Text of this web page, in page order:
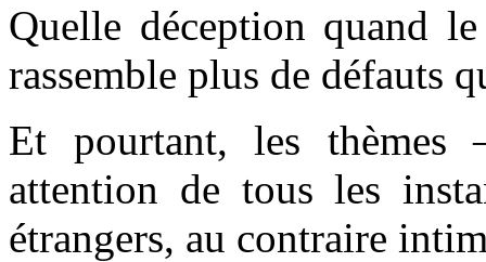
Quelle déception quand
rassemble plus de défauts
Et pourtant, les thèmes
attention de tous les
étrangers, au contraire